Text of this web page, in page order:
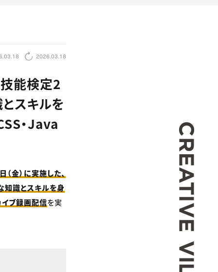
2026.03.18
能検定2
スキルを
・Java
金）に実施した、
知識とスキルを身
イブ録画配信を実